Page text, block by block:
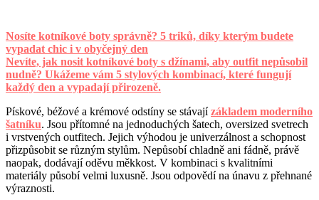
Nosíte kotníkové boty správně? 5 triků, díky kterým budete
vypadat chic i v obyčejný den
Nevíte, jak nosit kotníkové boty s džínami, aby outfit nepůsobil
nudně? Ukážeme vám 5 stylových kombinací, které fungují
každý den a vypadají přirozeně.
Pískové, béžové a krémové odstíny se stávajízákladem moderního
šatníku. Jsou přítomné na jednoduchých šatech, oversized svetrech
i vrstvených outfitech. Jejich výhodou je univerzálnost a schopnost
přizpůsobit se různým stylům. Nepůsobí chladně ani fádně, právě
naopak, dodávají oděvu měkkost. V kombinaci s kvalitními
materiály působí velmi luxusně. Jsou odpovědí na únavu z přehnané
výraznosti.